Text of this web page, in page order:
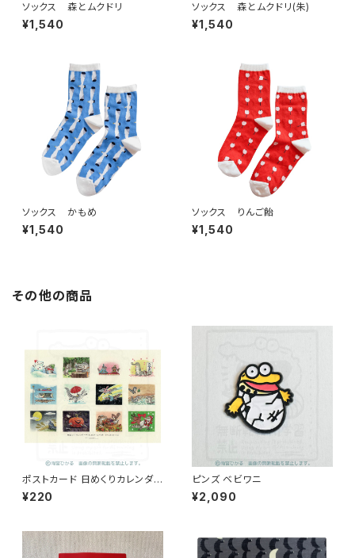
ソックス 森とムクドリ
¥1,540
ソックス 森とムクドリ(朱)
¥1,540
ソックス かもめ
¥1,540
ソックス りんご飴
¥1,540
その他の商品
ポストカード 日めくりカレンダ
ーのための12ヶ月2026.01~12
¥220
ピンズ ベビワニ
¥2,090